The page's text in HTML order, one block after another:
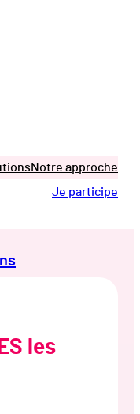
Notre approche
Je participe
les